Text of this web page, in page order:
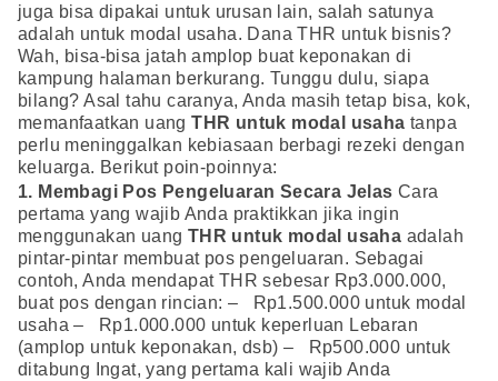
juga bisa dipakai untuk urusan lain, salah satunya
adalah untuk modal usaha. Dana THR untuk bisnis?
Wah, bisa-bisa jatah amplop buat keponakan di
kampung halaman berkurang. Tunggu dulu, siapa
bilang? Asal tahu caranya, Anda masih tetap bisa, kok,
memanfaatkan uangTHR untuk modal usaha tanpa
perlu meninggalkan kebiasaan berbagi rezeki dengan
keluarga. Berikut poin-poinnya:
1. Membagi Pos Pengeluaran Secara Jelas Cara
pertama yang wajib Anda praktikkan jika ingin
menggunakan uang THR untuk modal usaha adalah
pintar-pintar membuat pos pengeluaran. Sebagai
contoh, Anda mendapat THR sebesar Rp3.000.000,
buat pos dengan rincian: – Rp1.500.000 untuk modal
usaha – Rp1.000.000 untuk keperluan Lebaran
(amplop untuk keponakan, dsb) – Rp500.000 untuk
ditabung Ingat, yang pertama kali wajib Anda